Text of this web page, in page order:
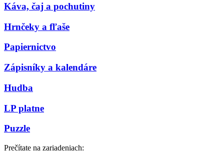
Káva, čaj a pochutiny
Hrnčeky a fľaše
Papiernictvo
Zápisníky a kalendáre
Hudba
LP platne
Puzzle
Prečítate na zariadeniach: